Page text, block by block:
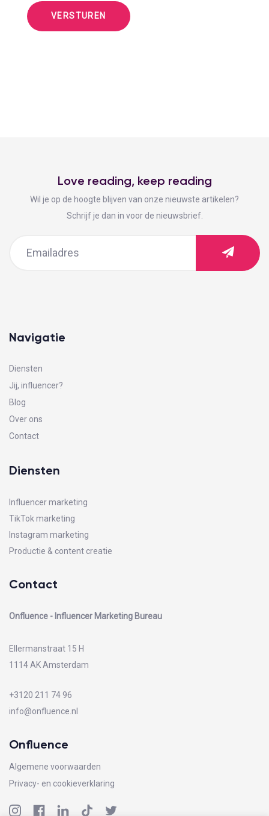
Love reading, keep reading
Wil je op de hoogte blijven van onze nieuwste artikelen?
Schrijf je dan in voor de nieuwsbrief.
Navigatie
Diensten
Jij, influencer?
Blog
Over ons
Contact
Diensten
Influencer marketing
TikTok marketing
Instagram marketing
Productie & content creatie
Contact
Onfluence - Influencer Marketing Bureau
Ellermanstraat 15 H
1114 AK Amsterdam
+3120 211 74 96
info@onfluence.nl
Onfluence
Algemene voorwaarden
Privacy- en cookieverklaring